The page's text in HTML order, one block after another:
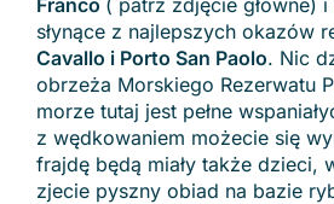
Franco ( patrz zdjęcie główne)
słynące z najlepszych okazów
Cavallo i Porto San Paolo. Nic
obrzeża Morskiego Rezerwatu
morze tutaj jest pełne
z wędkowaniem możecie się
frajdę będą miały także dzieci,
zjecie pyszny obiad na bazie